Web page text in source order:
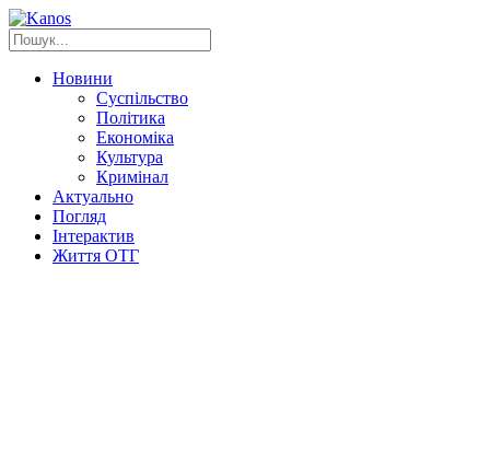
Новини
Суспільство
Політика
Економіка
Культура
Кримінал
Актуально
Погляд
Інтерактив
Життя ОТГ